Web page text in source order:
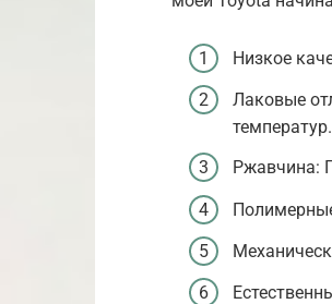
Низкое
Лаковые
температур.
Ржавчина: